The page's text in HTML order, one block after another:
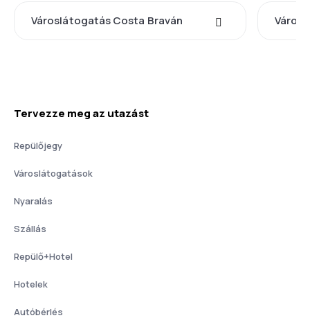
Városlátogatás Costa Braván
Tervezze meg az utazást
Repülőjegy
Városlátogatások
Nyaralás
Szállás
Repülő+Hotel
Hotelek
Autóbérlés